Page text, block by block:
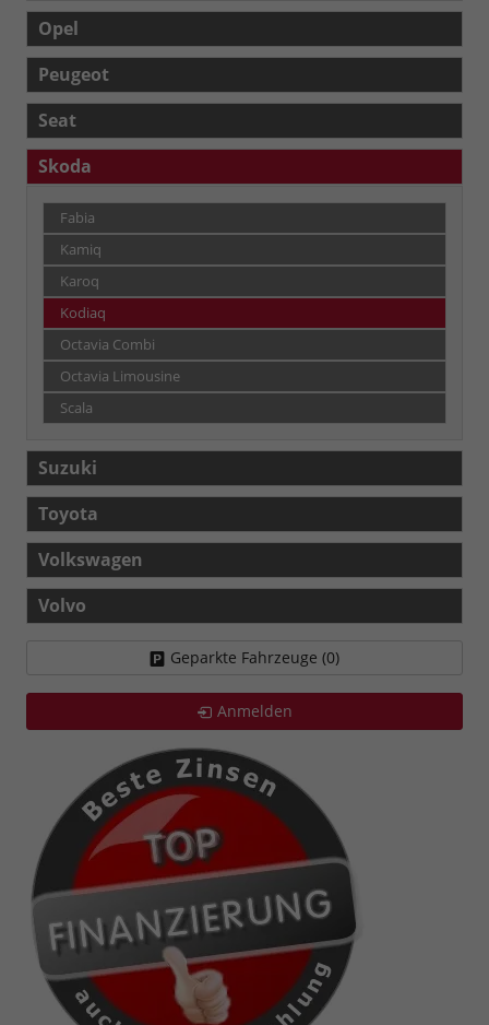
Opel
Peugeot
Seat
Skoda
Fabia
Kamiq
Karoq
Kodiaq
Octavia Combi
Octavia Limousine
Scala
Suzuki
Toyota
Volkswagen
Volvo
Geparkte Fahrzeuge (0)
Anmelden